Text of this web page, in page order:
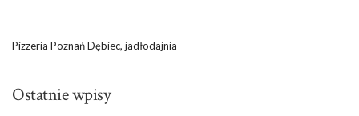
Pizzeria Poznań Dębiec, jadłodajnia
Ostatnie wpisy